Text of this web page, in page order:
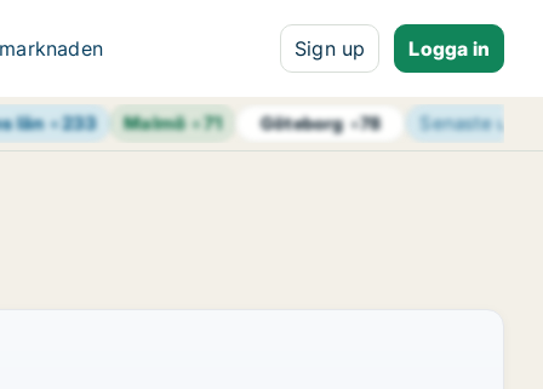
Sign up Logga in
län+233 Malmö+71 Göteborg+78 Senaste